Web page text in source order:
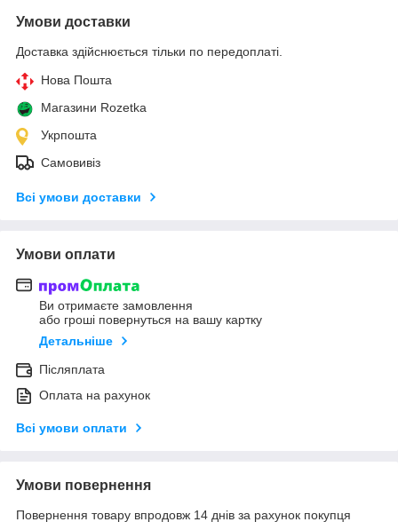
Умови доставки
Доставка здійснюється тільки по передоплаті.
Нова Пошта
Магазини Rozetka
Укрпошта
Самовивіз
Всі умови доставки
Умови оплати
Ви отримаєте замовлення
або гроші повернуться на вашу картку
Детальніше
Післяплата
Оплата на рахунок
Всі умови оплати
Умови повернення
Повернення товару впродовж 14 днів за рахунок покупця